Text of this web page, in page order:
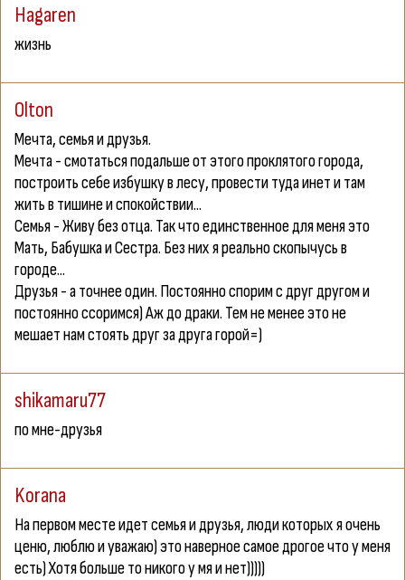
Hagaren
жизнь
Olton
Мечта, семья и друзья.
Мечта - смотаться подальше от этого проклятого города,
построить себе избушку в лесу, провести туда инет и там
жить в тишине и спокойствии...
Семья - Живу без отца. Так что единственное для меня это
Мать, Бабушка и Сестра. Без них я реально скопычусь в
городе...
Друзья - а точнее один. Постоянно спорим с друг другом и
постоянно ссоримся) Аж до драки. Тем не менее это не
мешает нам стоять друг за друга горой=)
shikamaru77
по мне-друзья
Korana
На первом месте идет семья и друзья, люди которых я очень
ценю, люблю и уважаю) это наверное самое дрогое что у меня
есть) Хотя больше то никого у мя и нет)))))